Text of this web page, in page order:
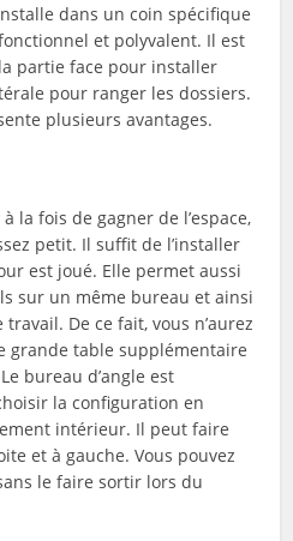
dans un coin spécifique
et polyvalent. Il est
partie face pour installer
pour ranger les dossiers.
plusieurs avantages.
la fois de gagner de l’espace,
petit. Il suffit de l’installer
est joué. Elle permet aussi
sur un même bureau et ainsi
De ce fait, vous n’aurez
grande table supplémentaire
bureau d’angle est
la configuration en
intérieur. Il peut faire
et à gauche. Vous pouvez
le faire sortir lors du